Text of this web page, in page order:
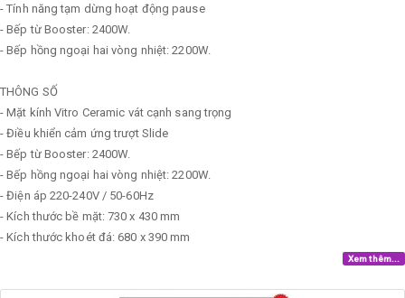
- Tính năng tạm dừng hoạt động pause
- Bếp từ Booster: 2400W.
- Bếp hồng ngoại hai vòng nhiệt: 2200W.
THÔNG SỐ
- Mặt kính Vitro Ceramic vát cạnh sang trọng
- Điều khiển cảm ứng trượt Slide
- Bếp từ Booster: 2400W.
- Bếp hồng ngoại hai vòng nhiệt: 2200W.
- Điện áp 220-240V / 50-60Hz
- Kích thước bề mặt: 730 x 430 mm
- Kích thước khoét đá: 680 x 390 mm
Xem thêm...